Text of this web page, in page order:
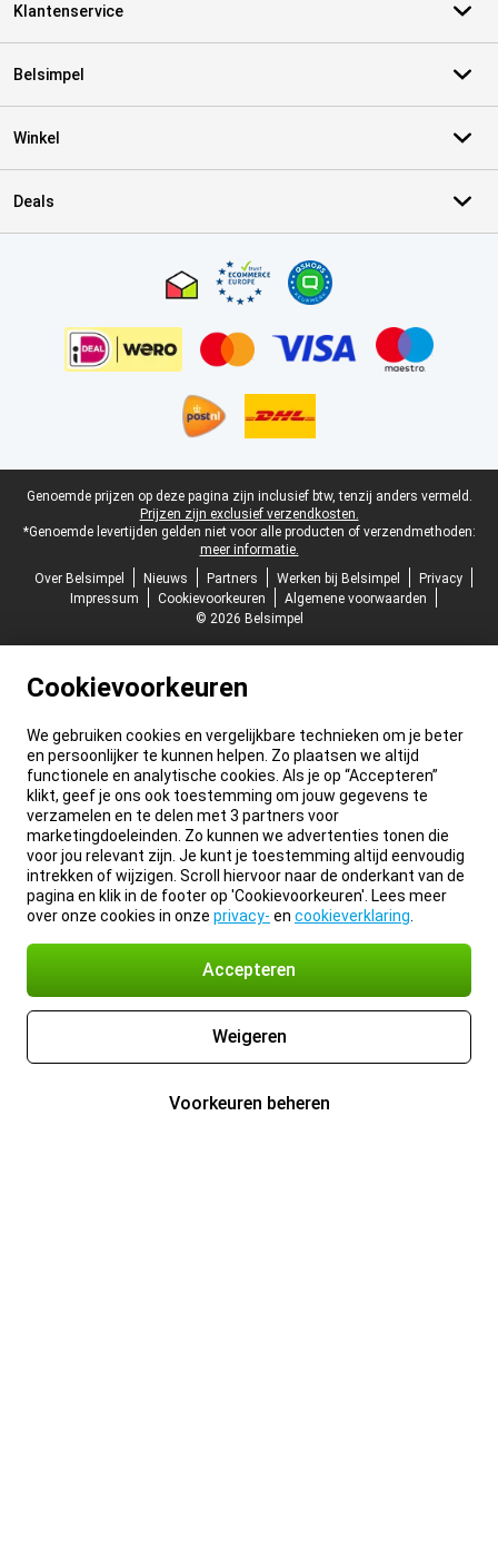
Klantenservice
Belsimpel
Winkel
Deals
Juridische voettekst
Genoemde prijzen op deze pagina zijn inclusief btw, tenzij anders vermeld.
Prijzen zijn exclusief verzendkosten.
*Genoemde levertijden gelden niet voor alle producten of verzendmethoden:
meer informatie.
Over Belsimpel
Nieuws Partners Werken bij Belsimpel
Privacy
Impressum
Cookievoorkeuren
Algemene voorwaarden
© 2026 Belsimpel
Cookievoorkeuren
We gebruiken cookies en vergelijkbare technieken om je beter
en persoonlijker te kunnen helpen. Zo plaatsen we altijd
functionele en analytische cookies. Als je op “Accepteren”
klikt, geef je ons ook toestemming om jouw gegevens te
verzamelen en te delen met 3 partners voor
marketingdoeleinden. Zo kunnen we advertenties tonen die
voor jou relevant zijn. Je kunt je toestemming altijd eenvoudig
intrekken of wijzigen. Scroll hiervoor naar de onderkant van de
pagina en klik in de footer op 'Cookievoorkeuren'. Lees meer
over onze cookies in onze privacy- en cookieverklaring
Accepteren
Weigeren
Voorkeuren beheren